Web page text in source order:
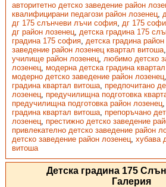
авторитетно детско заведение район
квалифицирани педагози район лозенец,
дг 175 слънчеви лъчи софия, дг 175
дг район лозенец, детска градина 175
градина 175 софия, детска градина
заведение район лозенец квартал витоша,
училище район лозенец, любимо детско
лозенец, модерна детска градина
модерно детско заведение район лозенец,
градина квартал витоша, предпочитано
лозенец, предучилищна подготовка
предучилищна подготовка район лозенец,
градина квартал витоша, препоръчано
лозенец, престижно детско заведение
привлекателно детско заведение район
детско заведение район лозенец, хубава
витоша
Детска градина 175
Галерия